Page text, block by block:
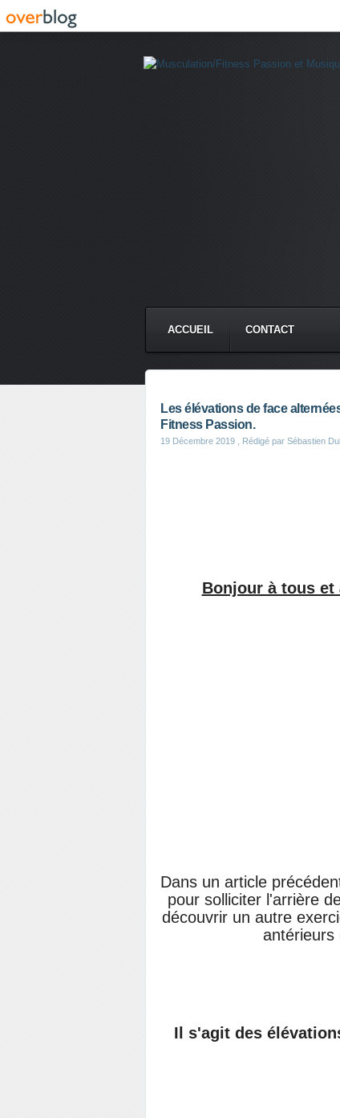
ACCUEIL CONTACT
Les élévations de face
Fitness Passion.
19 Décembre 2019 , Rédigé par Sébastien
Bonjour à tous et
Dans un article
pour solliciter l'arrière
découvrir un autre
antérieurs
Il s'agit des